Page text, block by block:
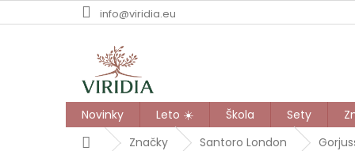
na
info@viridia.eu
Novinky Leto ☀️ Škola Sety
DomovZnačky Santoro London